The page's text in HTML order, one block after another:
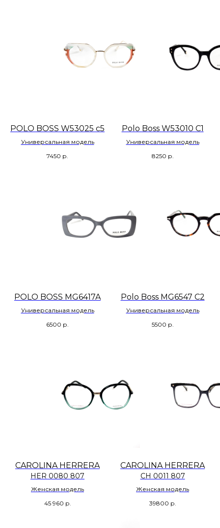
POLO BOSS W53025 c5
Универсальная модель
7450 р.
Polo Boss W53010 C1
Универсальная модель
8250 р.
POLO BOSS MG6417A
Универсальная модель
6500 р.
Polo Boss MG6547 C2
Универсальная модель
5500 р.
CAROLINA HERRERA
HER 0080 807
Женская модель
45 960 р.
CAROLINA HERRERA
CH 0011 807
Женская модель
39800 р.